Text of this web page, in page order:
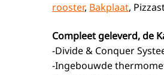
rooster, Bakplaat,
Compleet geleverd, de
-Divide & Conquer
-Ingebouwde